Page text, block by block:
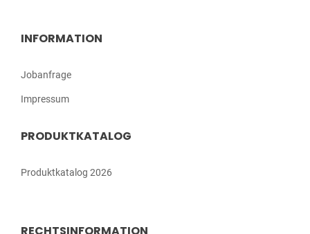
INFORMATION
Jobanfrage
Impressum
PRODUKTKATALOG
Produktkatalog 2026